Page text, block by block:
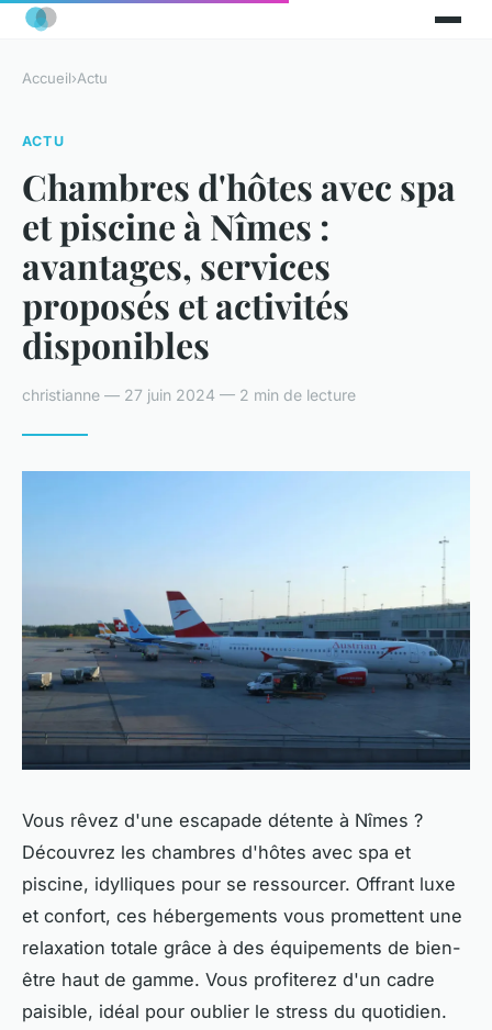
Accueil›Actu
ACTU
Chambres d'hôtes avec spa
et piscine à Nîmes :
avantages, services
proposés et activités
disponibles
christianne — 27 juin 2024 — 2 min de lecture
Vous rêvez d'une escapade détente à Nîmes ?
Découvrez les chambres d'hôtes avec spa et
piscine, idylliques pour se ressourcer. Offrant luxe
et confort, ces hébergements vous promettent une
relaxation totale grâce à des équipements de bien-
être haut de gamme. Vous profiterez d'un cadre
paisible, idéal pour oublier le stress du quotidien.